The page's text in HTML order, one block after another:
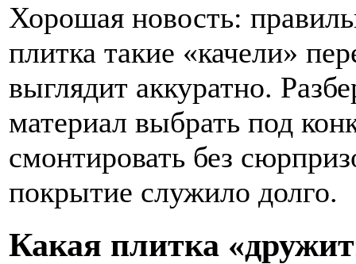
Хорошая новость:
плитка такие «качели»
выглядит аккуратно.
материал выбрать под
смонтировать без
покрытие служило долго.
Какая плитка